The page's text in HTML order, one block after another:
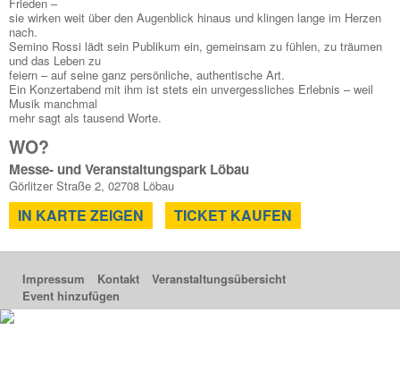
sie wirken weit über den Augenblick hinaus und klingen lange im Herzen
nach.
Semino Rossi lädt sein Publikum ein, gemeinsam zu fühlen, zu träumen
und das Leben zu
feiern – auf seine ganz persönliche, authentische Art.
Ein Konzertabend mit ihm ist stets ein unvergessliches Erlebnis – weil
Musik manchmal
mehr sagt als tausend Worte.
WO?
Messe- und Veranstaltungspark Löbau
Görlitzer Straße 2, 02708 Löbau
IN KARTE ZEIGEN TICKET KAUFEN
Impressum Kontakt
Veranstaltungsübersicht
Event hinzufügen